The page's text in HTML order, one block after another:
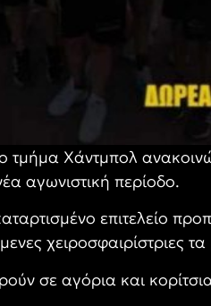
Χάντμπολ
αγωνιστική περίοδο.
επιτελείο
χειροσφαιρίστριες
σε αγόρια και